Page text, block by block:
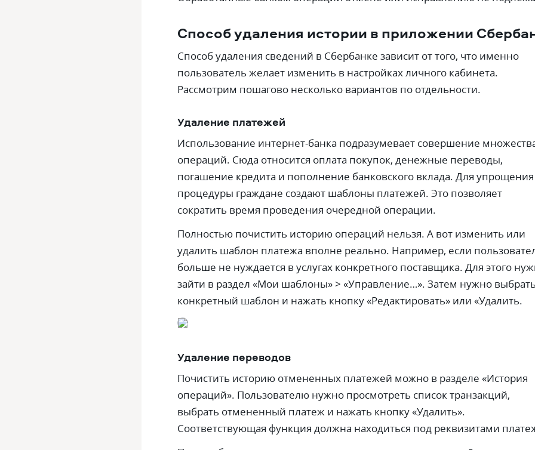
Способ удаления истории в приложении
Способ удаления сведений в Сбербанке зависит от того, что именно
пользователь желает изменить в настройках личного кабинета.
Рассмотрим пошагово несколько вариантов по отдельности.
Удаление платежей
Использование интернет-банка подразумевает совершение
операций. Сюда относится оплата покупок, денежные переводы,
погашение кредита и пополнение банковского вклада. Для упрощения
процедуры граждане создают шаблоны платежей. Это позволяет
сократить время проведения очередной операции.
Полностью почистить историю операций нельзя. А вот изменить или
удалить шаблон платежа вполне реально. Например, если
больше не нуждается в услугах конкретного поставщика. Для этого
зайти в раздел «Мои шаблоны» > «Управление…». Затем нужно
конкретный шаблон и нажать кнопку «Редактировать» или «Удалить.
Удаление переводов
Почистить историю отмененных платежей можно в разделе «История
операций». Пользователю нужно просмотреть список транзакций,
выбрать отмененный платеж и нажать кнопку «Удалить».
Соответствующая функция должна находиться под реквизитами